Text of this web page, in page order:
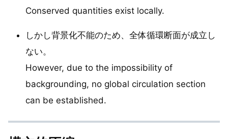
Conserved quantities exist locally.
しかし背景化不能のため、全体循環断面が成立し
ない。
However, due to the impossibility of
backgrounding, no global circulation section
can be established.